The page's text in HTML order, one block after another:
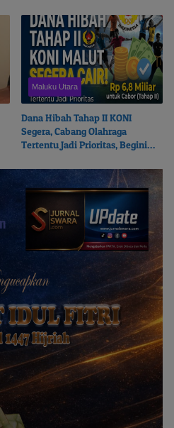
Maluku Utara
Dana Hibah Tahap II KONI
Segera, Cabang Olahraga
Tertentu Jadi Prioritas, Begini